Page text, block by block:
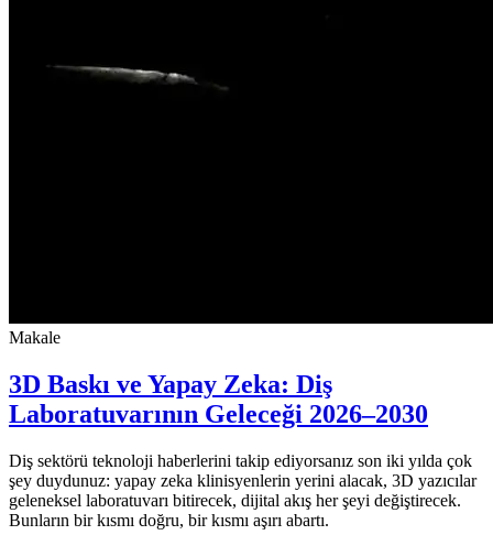
Makale
3D Baskı ve Yapay Zeka: Diş
Laboratuvarının Geleceği 2026–2030
Diş sektörü teknoloji haberlerini takip ediyorsanız son iki yılda çok
şey duydunuz: yapay zeka klinisyenlerin yerini alacak, 3D yazıcılar
geleneksel laboratuvarı bitirecek, dijital akış her şeyi değiştirecek.
Bunların bir kısmı doğru, bir kısmı aşırı abartı.